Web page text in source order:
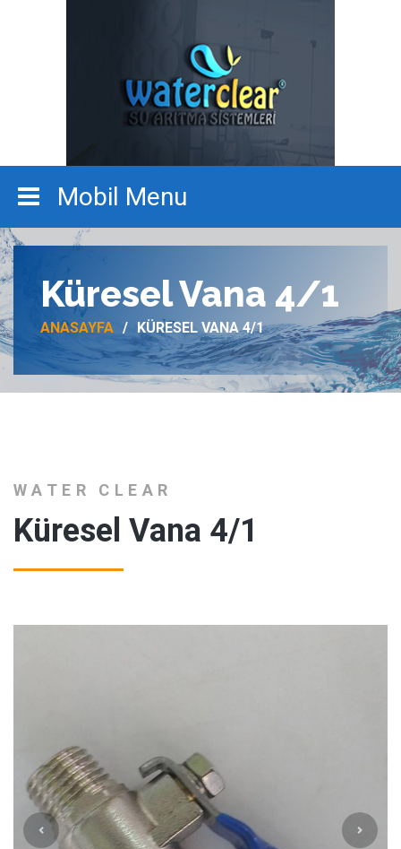
Küresel Vana 4/1
ANASAYFA KÜRESEL VANA 4/1
WATER CLEAR
Küresel Vana 4/1